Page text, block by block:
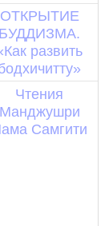
ОТКРЫТИЕ
БУДДИЗМА.
развить
Чтения
Манджушри
Самгити